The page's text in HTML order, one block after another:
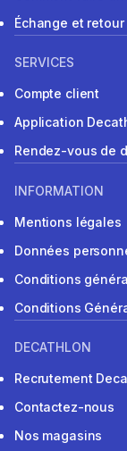
Échange et retour
SERVICES
Compte client
Application
Rendez-vous de
INFORMATION
Mentions légales
Données
Conditions
Conditions
DECATHLON
Recrutement
Contactez-nous
Nos magasins